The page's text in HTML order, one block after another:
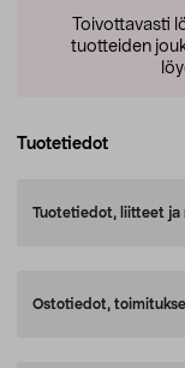
Toivottavasti
tuotteiden
Tuotetiedot
Tuotetiedot, liitteet ja
Ostotiedot,